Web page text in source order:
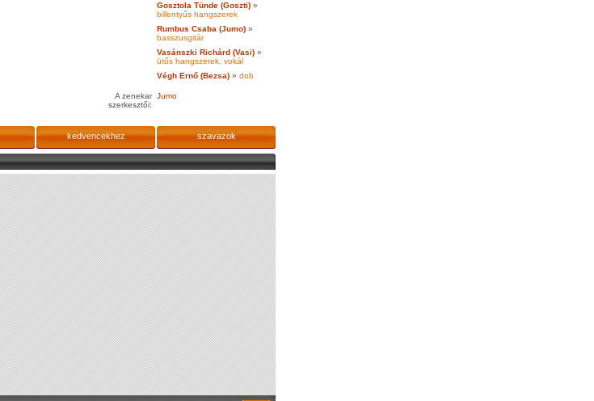
Gosztola Tünde (Goszti) »
billentyűs hangszerek
Rumbus Csaba (Jumo) »
basszusgitár
Vasánszki Richárd (Vasi) »
ütős hangszerek, vokál
Végh Ernő (Bezsa) » dob
A zenekar
szerkesztői:
Jumo
kedvencekhez szavazok